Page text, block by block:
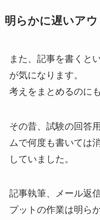
明らかに遅いア
また、記事を書くと
が気になります。
考えをまとめるのに
その昔、試験の回答
ムで何度も書いては
していました。
記事執筆、メール返
プットの作業は明ら